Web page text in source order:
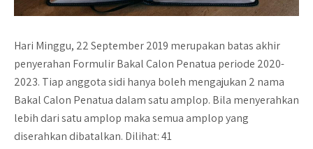
Hari Minggu, 22 September 2019 merupakan batas akhir
penyerahan Formulir Bakal Calon Penatua periode 2020-
2023. Tiap anggota sidi hanya boleh mengajukan 2 nama
Bakal Calon Penatua dalam satu amplop. Bila menyerahkan
lebih dari satu amplop maka semua amplop yang
diserahkan dibatalkan. Dilihat: 41